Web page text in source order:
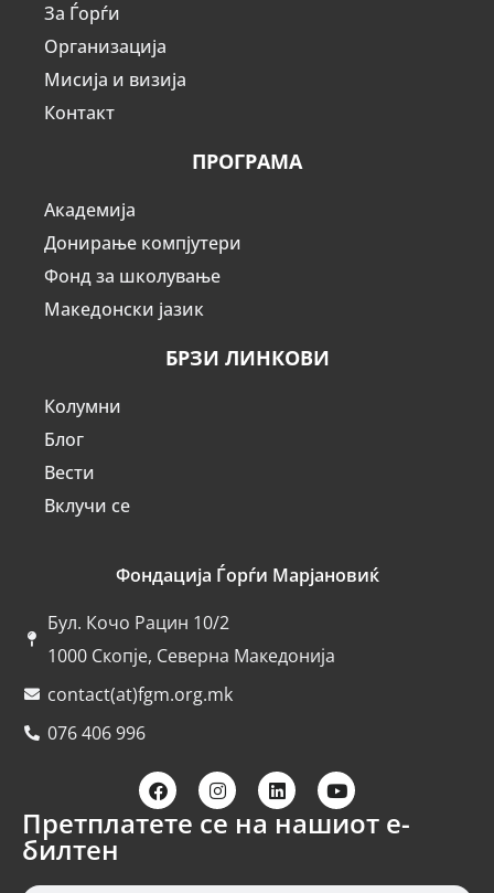
За Ѓорѓи
Организација
Мисија и визија
Контакт
ПРОГРАМА
Академија
Донирање компјутери
Фонд за школување
Македонски јазик
БРЗИ ЛИНКОВИ
Колумни
Блог
Вести
Вклучи се
Фондација Ѓорѓи Марјановиќ
Бул. Кочо Рацин 10/2
1000 Скопје, Северна Македонија
contact(at)fgm.org.mk
076 406 996
Претплатете се на нашиот е-
билтен